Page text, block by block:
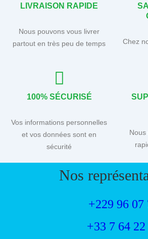
LIVRAISON RAPIDE
Nous pouvons vous livrer
partout en très peu de temps
Chez
100% SÉCURISÉ
Vos informations personnelles
et vos données sont en
sécurité
Nos
+229 96 07
+33 7 64 22